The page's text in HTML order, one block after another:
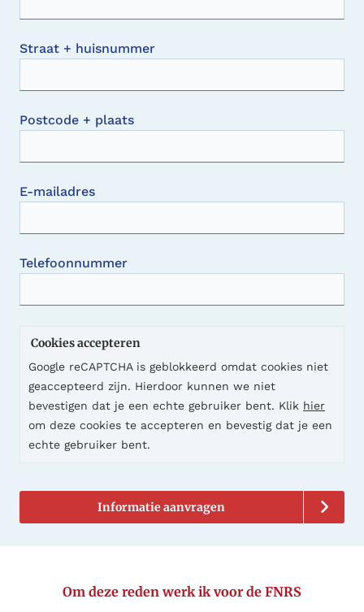
Straat + huisnummer
Postcode + plaats
E-mailadres
Telefoonnummer
Cookies accepteren
Google reCAPTCHA is geblokkeerd omdat cookies niet
geaccepteerd zijn. Hierdoor kunnen we niet
bevestigen dat je een echte gebruiker bent. Klik hier
om deze cookies te accepteren en bevestig dat je een
echte gebruiker bent.
Informatie aanvragen
Om deze reden werk ik voor de FNRS